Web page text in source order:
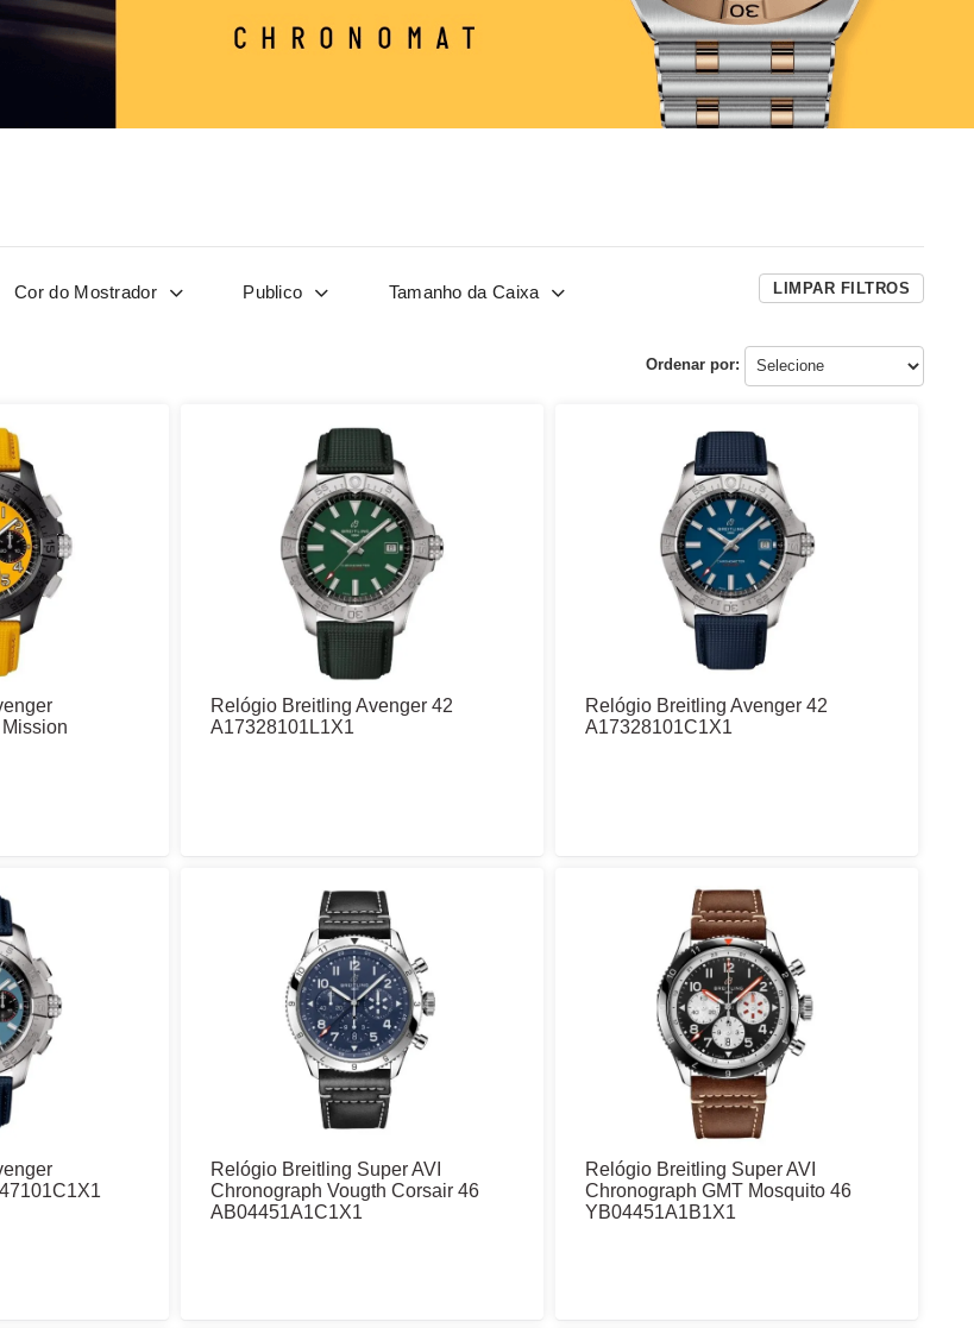
Cor do Mostrador Publico Tamanho da Caixa LIMPAR FILTROS
Ordenar por:
Relógio Breitling Avenger 42
A17328101L1X1
Relógio Breitling Avenger 42
A17328101C1X1
Relógio Breitling Super AVI
Chronograph Vougth Corsair 46
AB04451A1C1X1
Relógio Breitling Super AVI
Chronograph GMT Mosquito 46
YB04451A1B1X1